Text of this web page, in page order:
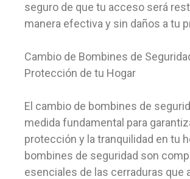
seguro de que tu acceso será
manera efectiva y sin daños a tu
Cambio de Bombines de
Protección de tu Hogar
El cambio de bombines de
medida fundamental para
protección y la tranquilidad en tu
bombines de seguridad son
esenciales de las cerraduras que